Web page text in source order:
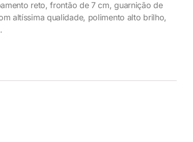
reto, frontão de 7 cm, guarnição de
altíssima qualidade, polimento alto brilho,